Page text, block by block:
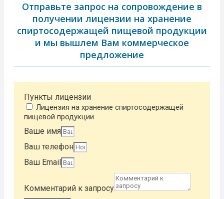
Отправьте запрос на сопровождение в
получении лицензии на хранение
спиртосодержащей пищевой продукции
и мы вышлем Вам коммерческое
предложение
Пункты лицензии
Лицензия на хранение спиртосодержащей
пищевой продукции
Ваше имя
Ваш телефон
Ваш Email
Комментарий к запросу